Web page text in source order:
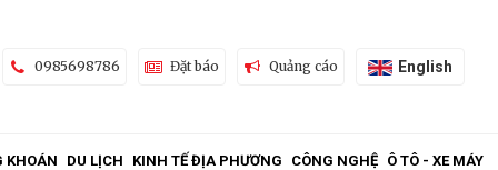
0985698786 Đặt báo Quảng cáo English
KHOÁN DU LỊCH KINH TẾ ĐỊA PHƯƠNG CÔNG NGHỆ Ô TÔ - XE MÁY